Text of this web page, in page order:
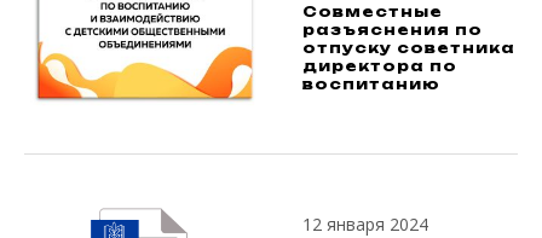
Совместные
разъяснения по
отпуску советника
директора по
воспитанию
12 января 2024